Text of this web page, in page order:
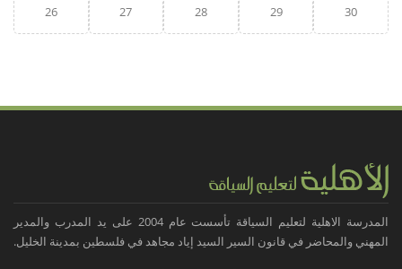
26 27 28 29 30
المدرسة الاهلية لتعليم السياقة تأسست عام 2004 على يد المدرب والمدير
المهني والمحاضر في قانون السير السيد إياد مجاهد في فلسطين بمدينة الخليل.